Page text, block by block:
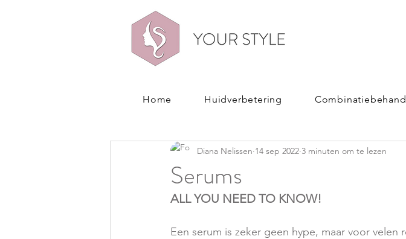
All Posts PRODUCTEN BEHANDELINGEN
Serums
Diana Nelissen 14 sep 2022 3 minuten om te lezen
ALL YOU NEED TO KNOW!
Een serum is zeker geen hype, maar voor
Home Huidverbetering